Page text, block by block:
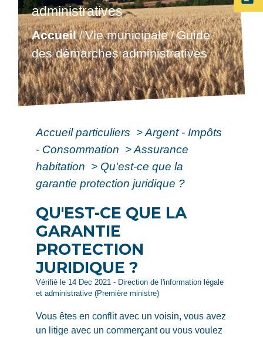
administratives
Accueil/Vie municipale/Guide
des démarches administratives
Accueil particuliers >Argent - Impôts
- Consommation >Assurance
habitation > Qu'est-ce que la
garantie protection juridique ?
QU'EST-CE QUE LA
GARANTIE
PROTECTION
JURIDIQUE ?
Vérifié le 14 Dec 2021 - Direction de l'information légale
et administrative (Première ministre)
Vous êtes en conflit avec un voisin, vous avez
un litige avec un commerçant ou vous voulez